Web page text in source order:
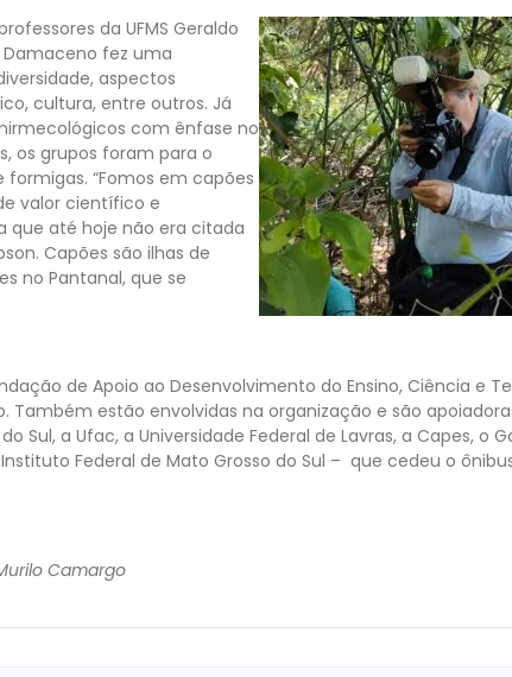
da UFMS Geraldo
Damaceno fez uma
aspectos
cultura, entre outros. Já
com ênfase no
os grupos foram para o
“Fomos em capões
valor científico e
que até hoje não era citada
Capões são ilhas de
no Pantanal, que se
de Apoio ao Desenvolvimento do Ensino, Ciência e
Também estão envolvidas na organização e são apoiadoras
Sul, a Ufac, a Universidade Federal de Lavras, a Capes, o
Federal de Mato Grosso do Sul – que cedeu o
Camargo